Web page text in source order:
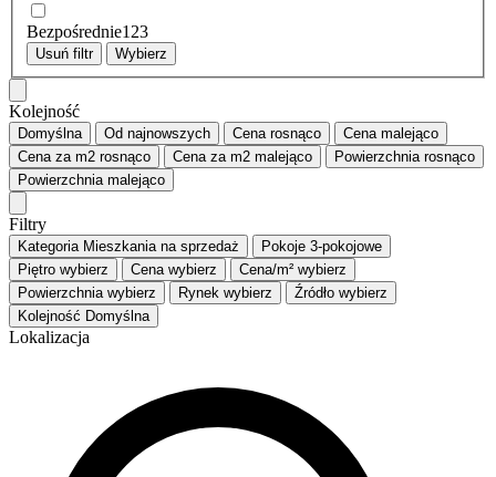
Bezpośrednie123
Usuń filtr Wybierz
Kolejność
Domyślna Od najnowszych Cena rosnąco Cena malejąco
Cena za m2 rosnąco Cena za m2 malejąco Powierzchnia rosnąco
Powierzchnia malejąco
Filtry
Kategoria Mieszkania na sprzedaż Pokoje 3-pokojowe
Piętro wybierz Cena wybierz Cena/m² wybierz
Powierzchnia wybierz Rynek wybierz Źródło wybierz
Kolejność Domyślna
Lokalizacja